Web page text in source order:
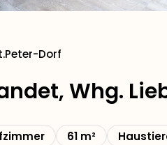
Dorf
Whg.
61 m²